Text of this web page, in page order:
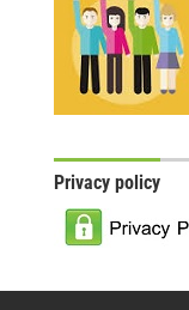
Privacy policy